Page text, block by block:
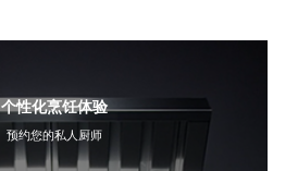
个性化烹饪体验
预约您的私人厨师